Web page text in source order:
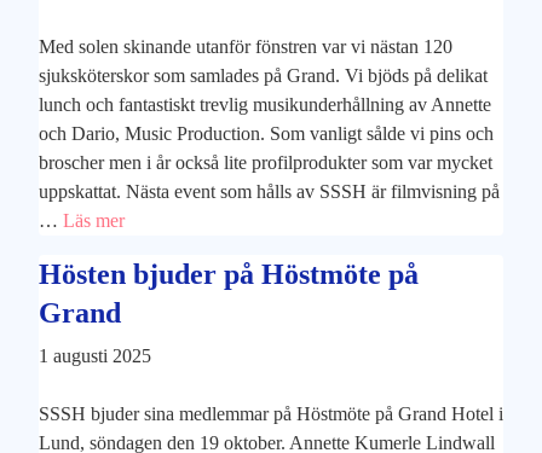
Med solen skinande utanför fönstren var vi nästan 120
sjuksköterskor som samlades på Grand. Vi bjöds på delikat
lunch och fantastiskt trevlig musikunderhållning av Annette
och Dario, Music Production. Som vanligt sålde vi pins och
broscher men i år också lite profilprodukter som var mycket
uppskattat. Nästa event som hålls av SSSH är filmvisning på
… Läs mer
Hösten bjuder på Höstmöte på
Grand
1 augusti 2025
SSSH bjuder sina medlemmar på Höstmöte på Grand Hotel i
Lund, söndagen den 19 oktober. Annette Kumerle Lindwall